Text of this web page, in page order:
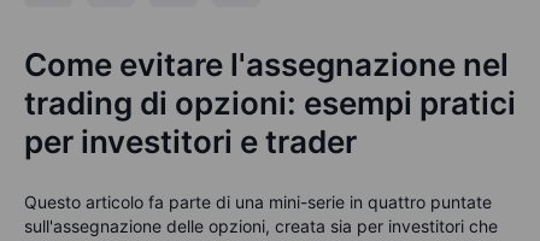
Come evitare l'assegnazione nel
trading di opzioni: esempi pratici
per investitori e trader
Questo articolo fa parte di una mini-serie in quattro puntate
sull'assegnazione delle opzioni, creata sia per investitori che